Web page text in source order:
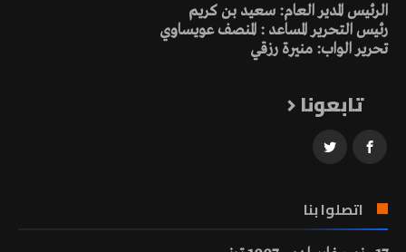
الرئيس المدير العام: سعيد بن كريم
رئيس التحرير المساعد : المنصف عويساوي
تحرير الواب: منيرة رزقي
تابعونا
اتصلوا بنا